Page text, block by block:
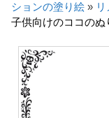
ションの塗り絵 »
子供向けのココの